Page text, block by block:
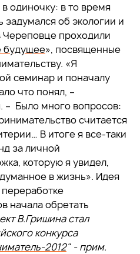
одиночку: в то время
об экологии и
Череповце проходили
будущее», посвященные
«Я
семинар и поначалу
что понял, –
– Было много вопросов:
считается
В итоге я все-таки
за личной
которую я увидел,
в жизнь». Идея
начала обретать
В.Гришина стал
конкурса
2012" - прим.